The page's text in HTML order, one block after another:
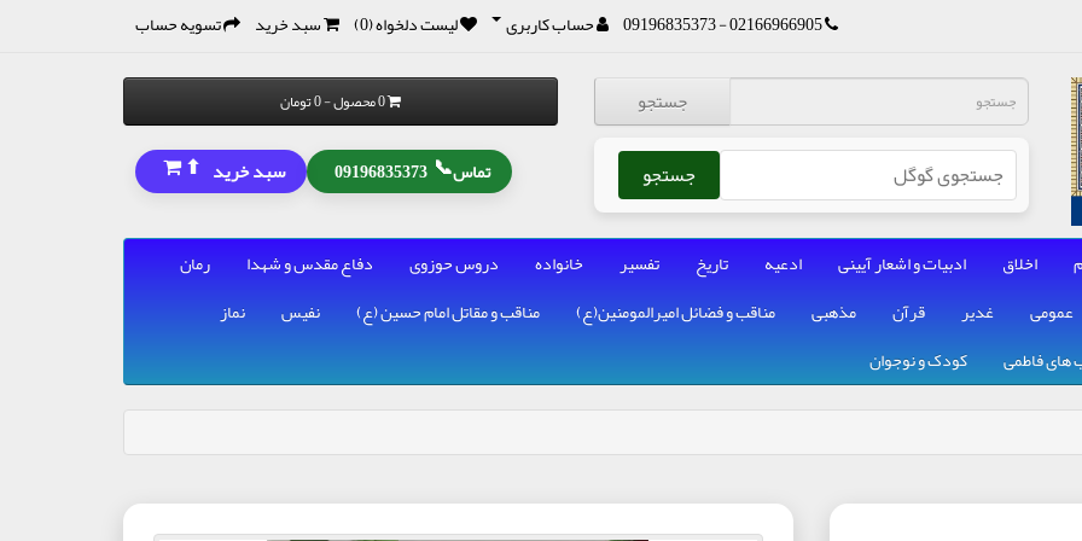
02166966905 - 09196835373 حساب کاربری لیست دلخواه (0) سبد خرید تسویه حساب
جستجو
جستجو
0 محصول - 0 تومان
تماس📞
09196835373 سبد خرید ⬆
اخلاق ادبیات و اشعار آیینی ادعیه تاریخ تفسیر خانواده دروس حوزوی دفاع مقدس و شهدا
رمان
عمومی
غدیر قرآن مذهبی مناقب و فضائل امیرالمومنین(ع) مناقب و مقاتل امام حسین (ع) نفیس
نماز
های فاطمی
کودک و نوجوان